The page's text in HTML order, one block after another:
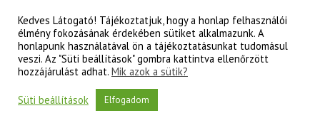
Copyright © Napfényes Élet Alapítvány
Kedves Látogató! Tájékoztatjuk, hogy a honlap felhasználói
élmény fokozásának érdekében sütiket alkalmazunk. A
honlapunk használatával ön a tájékoztatásunkat tudomásul
veszi. Az "Süti beállítások" gombra kattintva ellenőrzött
hozzájárulást adhat. Mik azok a sütik?
Süti beállítások Elfogadom